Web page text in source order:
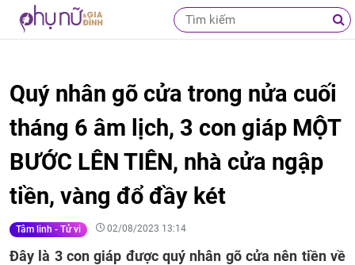
Quý nhân gõ cửa trong nửa cuối
tháng 6 âm lịch, 3 con giáp MỘT
BƯỚC LÊN TIÊN, nhà cửa ngập
tiền, vàng đổ đầy két
Tâm linh - Tử vi 02/08/2023 13:14
Đây là 3 con giáp được quý nhân gõ cửa nên tiền về